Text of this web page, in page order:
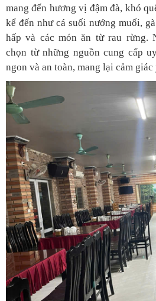
mang đến hương vị đậm đà, khó
kể đến như cá suối nướng muối,
hấp và các món ăn từ rau rừng.
chọn từ những nguồn cung cấp
ngon và an toàn, mang lại cảm